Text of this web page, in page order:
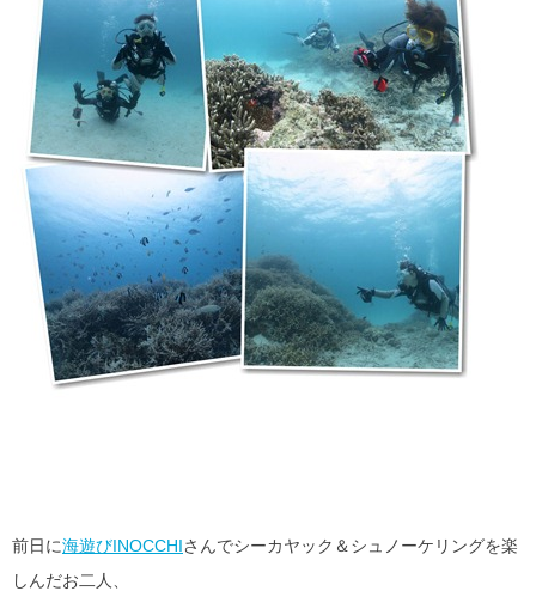
前日に海遊びINOCCHIさんでシーカヤック＆シュノーケリングを楽
しんだお二人、